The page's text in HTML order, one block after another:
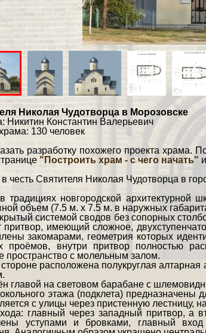
Николая Чудотворца в Морозовске
Никитин Константин Валерьевич
130 человек
разработку похожего проекта храма.
"Построить храм - с чего начать"
честь Святителя Николая Чудотворца в
новгородской архитектурной
объем (7.5 м. х 7.5 м. в наружных
системой сводов без сопорных
притвор, имеющий сложное,
закомарами, геометрия которых
проёмов, внутри притвор полностью
пространство с молельным залом.
расположена полукруглая
главой на световом барабане с
этажа (подклета) предназначены
с улицы через пристенную
главный через западный притвор, а
уступами и бровками, главный